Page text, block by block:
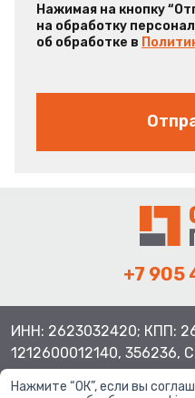
Нажимая на кнопку
на обработку
об обработке в
+7 905
ИНН: 2623032420; КПП:
1212600012140, 356236,
Нажмите “ОК”, если вы